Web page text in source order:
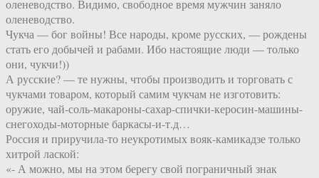
оленеводство. Видимо, свободное время мужчин заняло
оленеводство.
Чукча — бог войны! Все народы, кроме русских, — рождены
стать его добычей и рабами. Ибо настоящие люди — только
они, чукчи!))
А русские? — те нужны, чтобы производить и торговать с
чукчами товаром, который самим чукчам не изготовить:
оружие, чай-соль-макароны-сахар-спички-керосин-машины-
снегоходы-моторные баркасы-и-т.д…
Россия и приручила-то неукротимых вояк-камикадзе только
хитрой лаской:
«- А можно, мы на этом берегу свой пограничный знак